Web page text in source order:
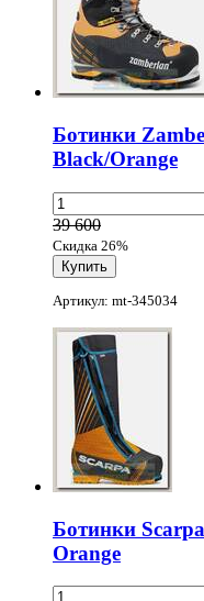
Ботинки
Black/Orange
39 600
Скидка 26%
Артикул: mt-345034
Ботинки
Orange